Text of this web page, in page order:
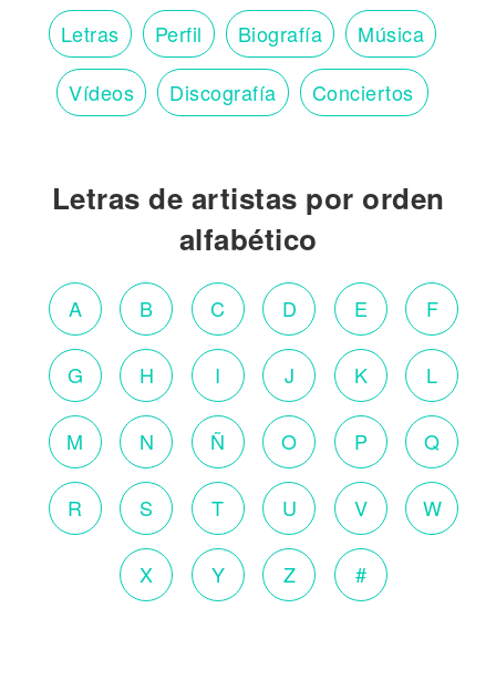
Letras Perfil Biografía Música
Vídeos Discografía Conciertos
Letras de artistas por orden
alfabético
A B C D E F
G H I J K L
M N Ñ O P Q
R S T U V W
X Y Z #